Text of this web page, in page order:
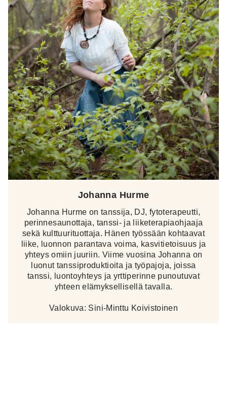
Johanna Hurme
Johanna Hurme on tanssija, DJ, fytoterapeutti,
perinnesaunottaja, tanssi- ja liiketerapiaohjaaja
sekä kulttuurituottaja. Hänen työssään kohtaavat
liike, luonnon parantava voima, kasvitietoisuus ja
yhteys omiin juuriin. Viime vuosina Johanna on
luonut tanssiproduktioita ja työpajoja, joissa
tanssi, luontoyhteys ja yrttiperinne punoutuvat
yhteen elämyksellisellä tavalla.
Valokuva: Sini-Minttu Koivistoinen